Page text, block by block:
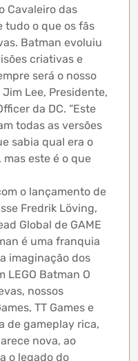
Cavaleiro das
tudo o que os fãs
Batman evoluiu
criativas e
será o nosso
Jim Lee, Presidente,
da DC. “Este
todas as versões
sabia qual era o
este é o que
o lançamento de
Fredrik Löving,
Global de GAME
é uma franquia
imaginação dos
LEGO Batman O
nossos
TT Games e
de gameplay rica,
nova, ao
o legado do